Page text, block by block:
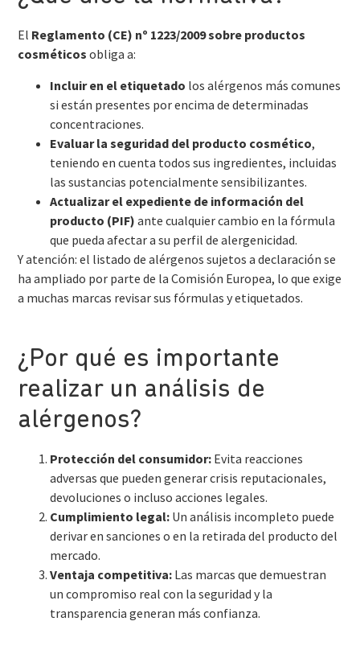
El Reglamento (CE) nº 1223/2009 sobre productos
cosméticos obliga a:
Incluir en el etiquetado los alérgenos más comunes
si están presentes por encima de determinadas
concentraciones.
Evaluar la seguridad del producto cosmético,
teniendo en cuenta todos sus ingredientes, incluidas
las sustancias potencialmente sensibilizantes.
Actualizar el expediente de información del
producto (PIF) ante cualquier cambio en la fórmula
que pueda afectar a su perfil de alergenicidad.
Y atención: el listado de alérgenos sujetos a declaración se
ha ampliado por parte de la Comisión Europea, lo que exige
a muchas marcas revisar sus fórmulas y etiquetados.
¿Por qué es importante
realizar un análisis de
alérgenos?
Protección del consumidor: Evita reacciones
adversas que pueden generar crisis reputacionales,
devoluciones o incluso acciones legales.
Cumplimiento legal: Un análisis incompleto puede
derivar en sanciones o en la retirada del producto del
mercado.
Ventaja competitiva: Las marcas que demuestran
un compromiso real con la seguridad y la
transparencia generan más confianza.